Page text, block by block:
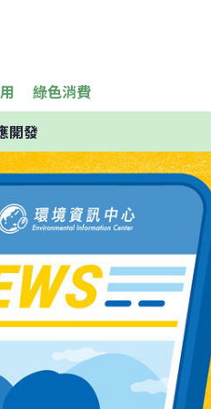
綠色消費
開發